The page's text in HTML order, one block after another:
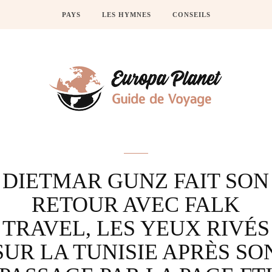
PAYS LES HYMNES CONSEILS
DIETMAR GUNZ FAIT SON
RETOUR AVEC FALK
TRAVEL, LES YEUX RIVÉS
LA TUNISIE APRÈS